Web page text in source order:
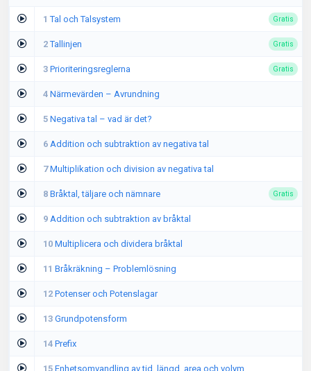
1Tal och Talsystem Gratis
2Tallinjen Gratis
3 Prioriteringsreglerna Gratis
4 Närmevärden – Avrundning
5 Negativa tal – vad är det?
6 Addition och subtraktion av negativa tal
7Multiplikation och division av negativa tal
8 Bråktal, täljare och nämnare Gratis
9 Addition och subtraktion av bråktal
10 Multiplicera och dividera bråktal
11 Bråkräkning – Problemlösning
12 Potenser och Potenslagar
13 Grundpotensform
14 Prefix
15 Enhetsomvandling av tid, längd, area och volym